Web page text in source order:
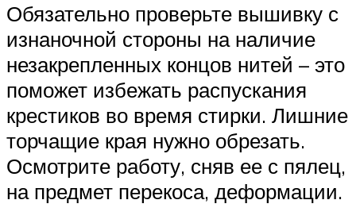
Обязательно проверьте вышивку с
изнаночной стороны на наличие
незакрепленных концов нитей – это
поможет избежать распускания
крестиков во время стирки. Лишние
торчащие края нужно обрезать.
Осмотрите работу, сняв ее с пялец,
на предмет перекоса, деформации.